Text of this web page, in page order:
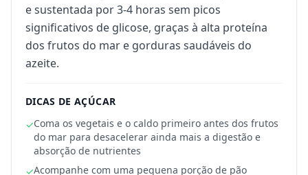
e sustentada por 3-4 horas sem picos
significativos de glicose, graças à alta proteína
dos frutos do mar e gorduras saudáveis do
azeite.
DICAS DE AÇÚCAR
✓Coma os vegetais e o caldo primeiro antes dos frutos
do mar para desacelerar ainda mais a digestão e
absorção de nutrientes
✓Acompanhe com uma pequena porção de pão